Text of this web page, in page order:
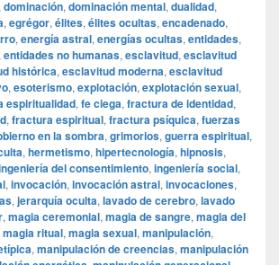
dominación, dominación mental, dualidad,
, egrégor, élites, élites ocultas, encadenado,
, energía astral, energías ocultas, entidades,
entidades no humanas, esclavitud, esclavitud
histórica, esclavitud moderna, esclavitud
, esoterismo, explotación, explotación sexual,
espiritualidad, fe ciega, fractura de identidad,
, fractura espiritual, fractura psíquica, fuerzas
en la sombra, grimorios, guerra espiritual,
, hermetismo, hipertecnología, hipnosis,
del consentimiento, ingeniería social,
, invocación, invocación astral, invocaciones,
, jerarquía oculta, lavado de cerebro, lavado
, magia ceremonial, magia de sangre, magia del
magia ritual, magia sexual, manipulación,
, manipulación de creencias, manipulación